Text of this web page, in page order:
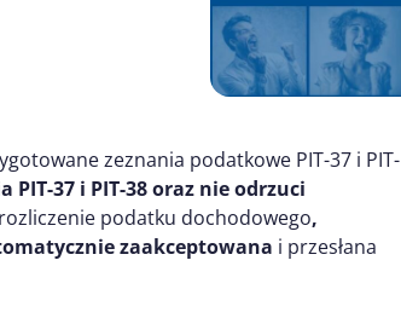
zeznania podatkowe PIT-37 i PIT-
37 i PIT-38 oraz nie odrzuci
podatku dochodowego,
zaakceptowana i przesłana